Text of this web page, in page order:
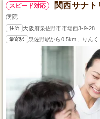
スピード対応 関西サナト
病院
住所 大阪府泉佐野市市場西3-9-28
最寄駅 泉佐野駅から0.5km、りん